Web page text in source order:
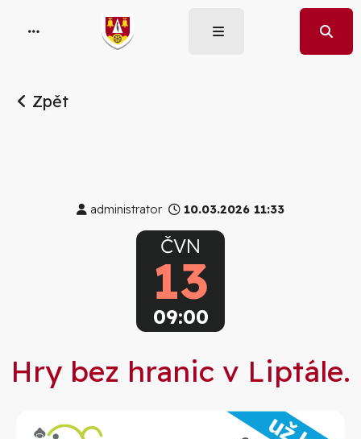
Zpět
administrator 10.03.2026 11:33
ČVN
13
09:00
Hry bez hranic v Liptále.